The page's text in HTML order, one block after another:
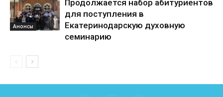
Анонсы
Продолжается набор абитуриентов
для поступления в
Екатеринодарскую духовную
семинарию